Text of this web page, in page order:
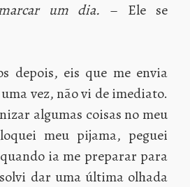
um dia. – Ele se
depois, eis que me envia
vez, não vi de imediato.
algumas coisas no meu
meu pijama, peguei
ia me preparar para
dar uma última olhada